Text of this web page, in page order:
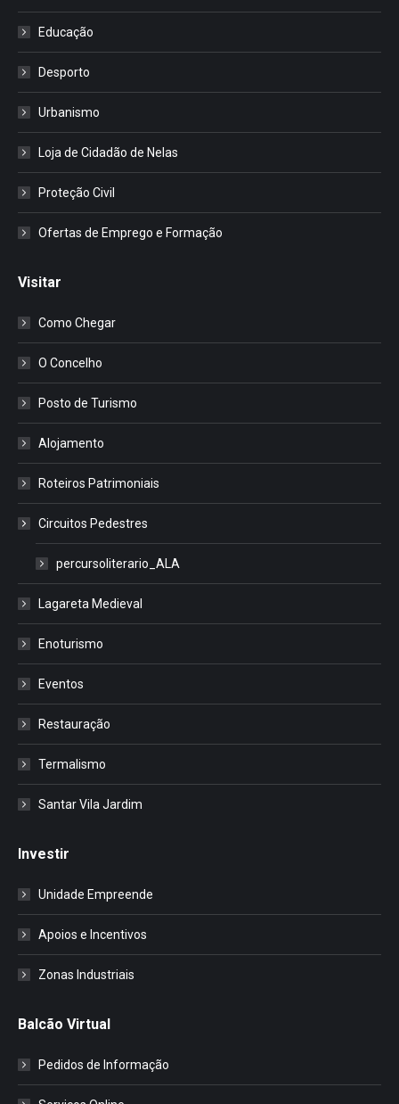
Educação
Desporto
Urbanismo
Loja de Cidadão de Nelas
Proteção Civil
Ofertas de Emprego e Formação
Visitar
Como Chegar
O Concelho
Posto de Turismo
Alojamento
Roteiros Patrimoniais
Circuitos Pedestres
percursoliterario_ALA
Lagareta Medieval
Enoturismo
Eventos
Restauração
Termalismo
Santar Vila Jardim
Investir
Unidade Empreende
Apoios e Incentivos
Zonas Industriais
Balcão Virtual
Pedidos de Informação